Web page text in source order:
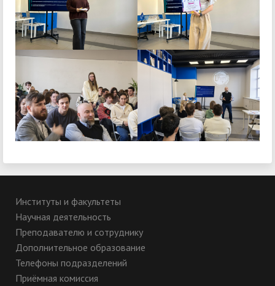
Институты и факультеты
Научная деятельность
Преподавателю и сотруднику
Дополнительное образование
Телефоны подразделений
Приёмная комиссия